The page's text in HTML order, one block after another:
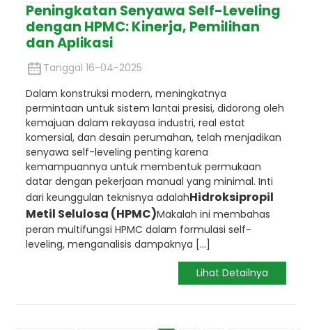
Peningkatan Senyawa Self-Leveling
dengan HPMC: Kinerja, Pemilihan
dan Aplikasi
Tanggal 16-04-2025
Dalam konstruksi modern, meningkatnya
permintaan untuk sistem lantai presisi, didorong oleh
kemajuan dalam rekayasa industri, real estat
komersial, dan desain perumahan, telah menjadikan
senyawa self-leveling penting karena
kemampuannya untuk membentuk permukaan
datar dengan pekerjaan manual yang minimal. Inti
dari keunggulan teknisnya adalahHidroksipropil
Metil Selulosa (HPMC)Makalah ini membahas
peran multifungsi HPMC dalam formulasi self-
leveling, menganalisis dampaknya [...]
Lihat Detailnya